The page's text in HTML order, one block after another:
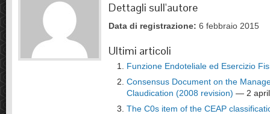
Dettagli sull'autore
Data di registrazione: 6 febbraio 2015
Ultimi articoli
Funzione Endoteliale ed Esercizio
Consensus Document on the
Claudication (2008 revision) — 2
The C0s item of the CEAP